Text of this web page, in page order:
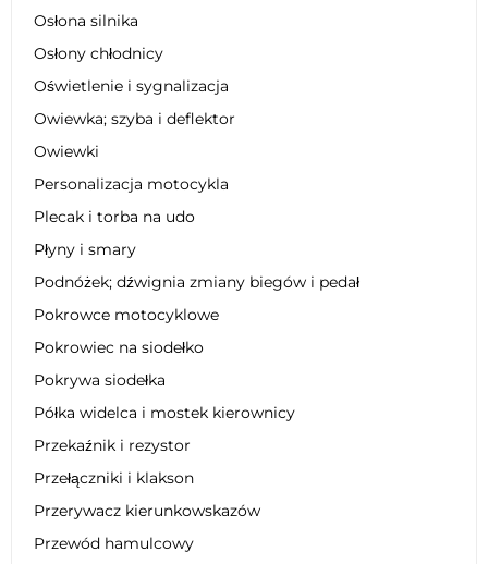
Osłona silnika
Osłony chłodnicy
Oświetlenie i sygnalizacja
Owiewka; szyba i deflektor
Owiewki
Personalizacja motocykla
Plecak i torba na udo
Płyny i smary
Podnóżek; dźwignia zmiany biegów i pedał
Pokrowce motocyklowe
Pokrowiec na siodełko
Pokrywa siodełka
Półka widelca i mostek kierownicy
Przekaźnik i rezystor
Przełączniki i klakson
Przerywacz kierunkowskazów
Przewód hamulcowy